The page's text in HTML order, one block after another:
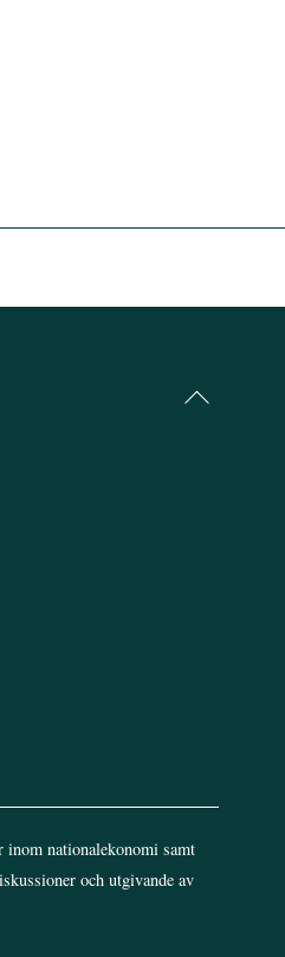
Back
inom nationalekonomi samt
och utgivande av